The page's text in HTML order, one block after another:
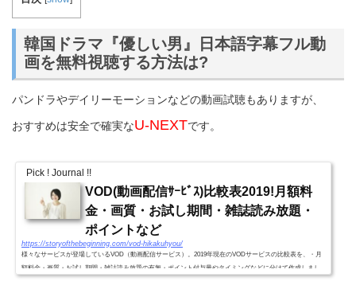
韓国ドラマ『優しい男』日本語字幕フル動
画を無料視聴する方法は?
パンドラやデイリーモーションなどの動画試聴もありますが、
おすすめは安全で確実なU-NEXTです。
Pick ! Journal !!
VOD(動画配信ｻｰﾋﾞｽ)比較表2019!月額料
金・画質・お試し期間・雑誌読み放題・
ポイントなど
https://storyofthebeginning.com/vod-hikakuhyou/
様々なサービスが登場しているVOD（動画配信サービス）。2019年現在のVODサービスの比較表を、・月
額料金・画質・お試し期間・雑誌読み放題の有無・ポイント付与量やタイミングなどに分けて作成しまし